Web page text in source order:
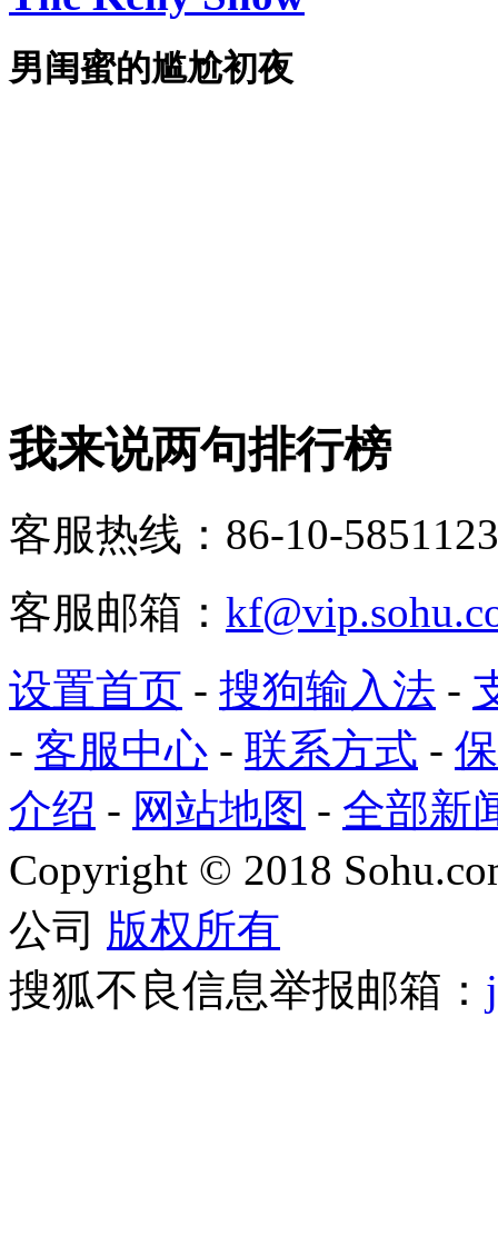
男闺蜜的尴尬初夜
我来说两句排行榜
客服热线：86-10-
客服邮箱：
设置首页 - 搜狗输入法 -
- 客服中心 - 联系方式 -
介绍 - 网站地图 - 全部新
Copyright © 2018
公司 版权所有
搜狐不良信息举报邮箱：